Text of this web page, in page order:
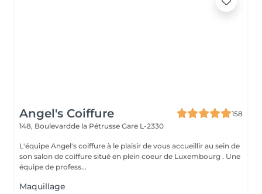
Angel's Coiffure
158
148, Boulevardde la Pétrusse Gare L-2330
L'équipe Angel's coiffure à le plaisir de vous accueillir au sein de
son salon de coiffure situé en plein coeur de Luxembourg . Une
équipe de profess...
Maquillage